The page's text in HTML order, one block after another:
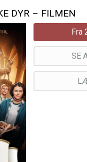
DYR – FILMEN
SE